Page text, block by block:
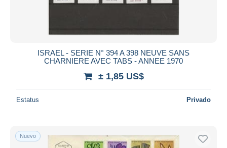
ISRAEL - SERIE N° 394 A 398 NEUVE SANS
CHARNIERE AVEC TABS - ANNEE 1970
± 1,85 US$
Estatus Privado
Nuevo